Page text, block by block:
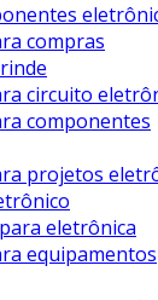
compras
circuito
componentes
projetos
eletrônica
equipamentos